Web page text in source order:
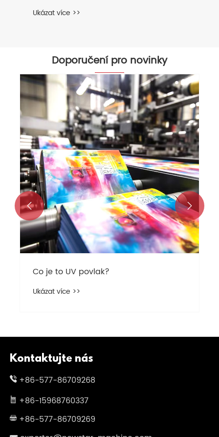
Ukázat více >>
Doporučení pro novinky
Co je to UV povlak?
Ukázat více >>
 
Kontaktujte nás
+86-577-86709268
+86-15968760337
+86-577-86709269